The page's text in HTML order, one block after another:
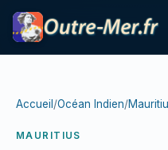
Accueil /Océan Indien/
MAURITIUS